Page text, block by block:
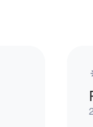
dotyczące
ich